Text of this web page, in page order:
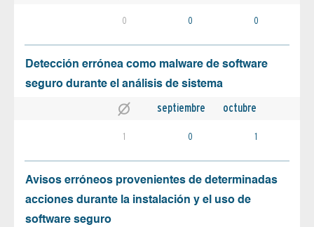
0 0 0
Detección errónea como malware de software
seguro durante el análisis de sistema
septiembre octubre
1 0 1
Avisos erróneos provenientes de determinadas
acciones durante la instalación y el uso de
software seguro